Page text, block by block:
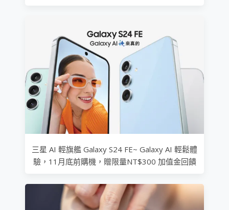
三星 AI 輕旗艦 Galaxy S24 FE~ Galaxy AI 輕鬆體
驗，11月底前購機，贈限量NT$300 加值金回饋